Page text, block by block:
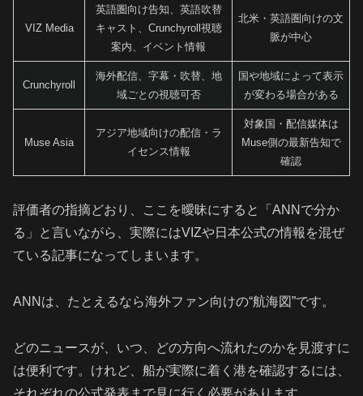
VIZ Media
英語圏向け告知、英語吹替
キャスト、Crunchyroll視聴
案内、イベント情報
北米・英語圏向けの文
脈が中心
Crunchyroll
海外配信、字幕・吹替、地
域ごとの視聴可否
国や地域によって表示
が変わる場合がある
Muse Asia
アジア地域向けの配信・ラ
イセンス情報
対象国・配信媒体は
Muse側の最新告知で
確認
評価者の指摘どおり、ここを曖昧にすると「ANNで分か
る」と言いながら、実際にはVIZや日本公式の情報を混ぜ
ている記事になってしまいます。
ANNは、たとえるなら海外ファン向けの“航海図”です。
どのニュースが、いつ、どの方向へ流れたのかを見渡すに
は便利です。けれど、船が実際に着く港を確認するには、
それぞれの公式発表まで見に行く必要があります。